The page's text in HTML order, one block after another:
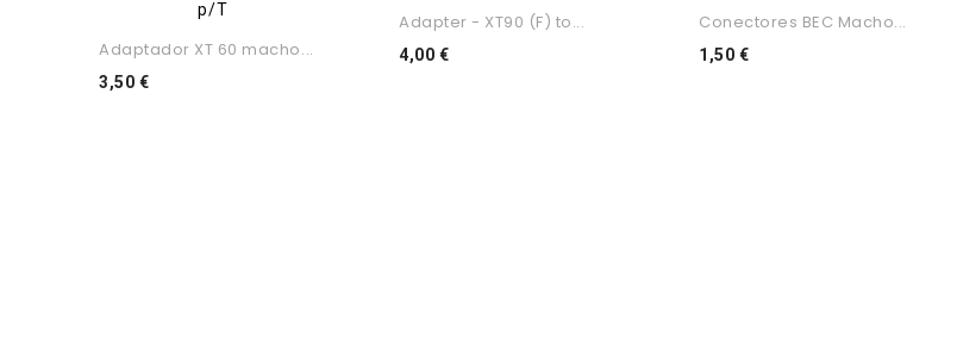
Adaptador XT 60 macho...
3,50 €Preço
Adapter - XT90 (F) to...
4,00 €Preço
Conectores BEC Macho...
1,50 €Preço